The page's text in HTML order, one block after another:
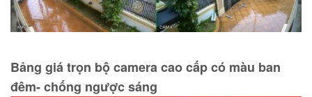
Bảng giá trọn bộ camera cao cấp có màu ban
đêm- chống ngược sáng